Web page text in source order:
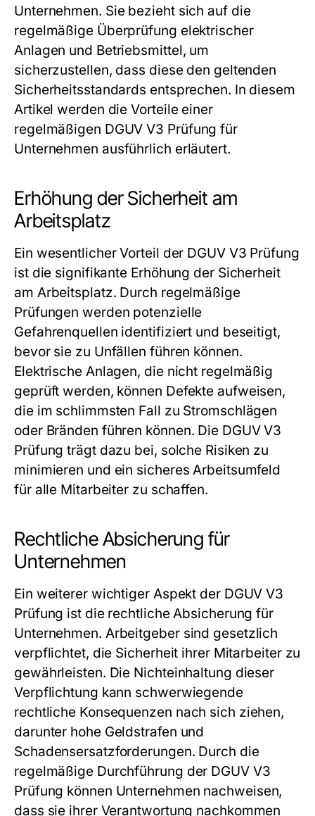
Unternehmen. Sie bezieht sich auf die
regelmäßige Überprüfung elektrischer
Anlagen und Betriebsmittel, um
sicherzustellen, dass diese den geltenden
Sicherheitsstandards entsprechen. In diesem
Artikel werden die Vorteile einer
regelmäßigen DGUV V3 Prüfung für
Unternehmen ausführlich erläutert.
Erhöhung der Sicherheit am
Arbeitsplatz
Ein wesentlicher Vorteil der DGUV V3 Prüfung
ist die signifikante Erhöhung der Sicherheit
am Arbeitsplatz. Durch regelmäßige
Prüfungen werden potenzielle
Gefahrenquellen identifiziert und beseitigt,
bevor sie zu Unfällen führen können.
Elektrische Anlagen, die nicht regelmäßig
geprüft werden, können Defekte aufweisen,
die im schlimmsten Fall zu Stromschlägen
oder Bränden führen können. Die DGUV V3
Prüfung trägt dazu bei, solche Risiken zu
minimieren und ein sicheres Arbeitsumfeld
für alle Mitarbeiter zu schaffen.
Rechtliche Absicherung für
Unternehmen
Ein weiterer wichtiger Aspekt der DGUV V3
Prüfung ist die rechtliche Absicherung für
Unternehmen. Arbeitgeber sind gesetzlich
verpflichtet, die Sicherheit ihrer Mitarbeiter zu
gewährleisten. Die Nichteinhaltung dieser
Verpflichtung kann schwerwiegende
rechtliche Konsequenzen nach sich ziehen,
darunter hohe Geldstrafen und
Schadensersatzforderungen. Durch die
regelmäßige Durchführung der DGUV V3
Prüfung können Unternehmen nachweisen,
dass sie ihrer Verantwortung nachkommen